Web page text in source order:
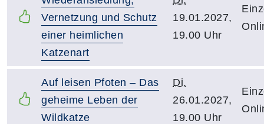
Vernetzung und Schutz
einer heimlichen
Katzenart
19.01.2027,
19.00 Uhr
Auf leisen Pfoten – Das
geheime Leben der
Wildkatze
Di.
26.01.2027,
19.00 Uhr